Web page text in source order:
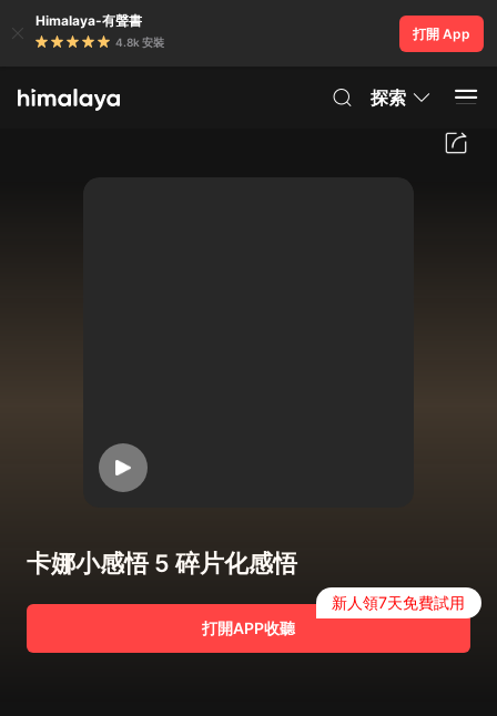
Himalaya-有聲書
4.8k 安裝
打開 App
探索
卡娜小感悟 5 碎片化感悟
打開APP收聽
新人領7天免費試用